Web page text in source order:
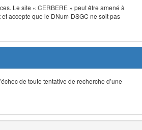
Le site « CERBERE » peut être amené à
accepte que le DNum-DSGC ne soit pas
de toute tentative de recherche d’une